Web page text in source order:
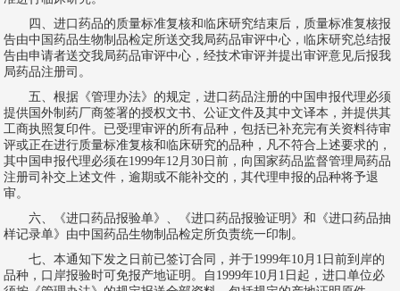
四、进口药品的质量标准复核和临床研究结束后，质量标准复核报
告由中国药品生物制品检定所送交我局药品审评中心，临床研究总结报
告由申请者送交我局药品审评中心，经技术审评并提出审评意见后报我
局药品注册司。
五、根据《管理办法》的规定，进口药品注册的中国申报代理必须
提供国外制药厂商签署的授权文书、公证文件及其中文译本，并提供其
工商执照复印件。已受理审评的所有品种，包括已补充完有关资料待审
评或正在进行质量标准复核和临床研究的品种，凡不符合上述要求的，
其中国申报代理必须在1999年12月30日前，向国家药品监督管理局药品
注册司补交上述文件，逾期或不能补交的，其代理申报的品种将予退
审。
六、《进口药品报验单》、《进口药品报验证明》和《进口药品抽
样记录单》由中国药品生物制品检定所负责统一印制。
七、本通知下发之日前已签订合同，并于1999年10月1日前到岸的
品种，口岸报验时可免报产地证明。自1999年10月1日起，进口单位必